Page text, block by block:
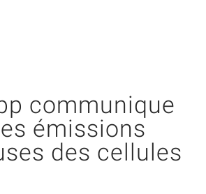
communique
émissions
des cellules